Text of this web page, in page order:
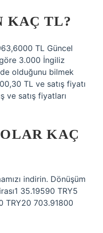
KAÇ TL?
TL Güncel
3.000 İngiliz
olduğunu bilmek
TL ve satış fiyatı
ve satış fiyatları
KAÇ
indirin. Dönüşüm
35.19590 TRY5
TRY20 703.91800